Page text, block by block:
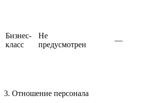
Бизнес-
класс
Не
предусмотрен
—
3. Отношение персонала